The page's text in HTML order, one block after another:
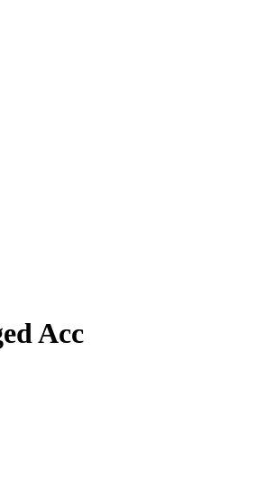
Acc